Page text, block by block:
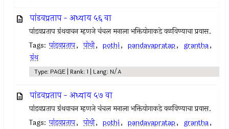
पांडवप्रताप - अध्याय ५६ वा
पांडवप्रताप ग्रंथवाचन म्हणजे चंचल मनाला भक्तियोगाकडे वळविण्याचा प्रवास.
Tags: पांडवप्रताप, पोथी, pothi, pandavapratap, grantha,
ग्रंथ
Type: PAGE | Rank: 1 | Lang: N/A
पांडवप्रताप - अध्याय ५७ वा
पांडवप्रताप ग्रंथवाचन म्हणजे चंचल मनाला भक्तियोगाकडे वळविण्याचा प्रवास.
Tags: पांडवप्रताप, पोथी, pothi, pandavapratap, grantha,